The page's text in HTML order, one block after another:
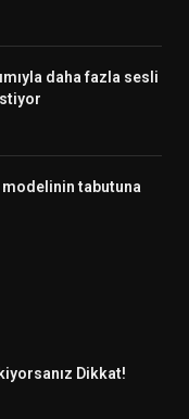
daha fazla sesli
modelinin tabutuna
Dikkat!